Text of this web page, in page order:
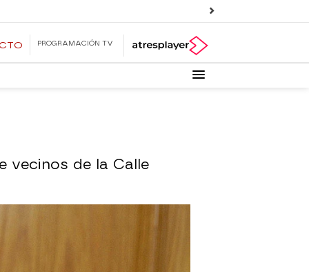
PROGRAMACIÓN TV
vecinos de la Calle